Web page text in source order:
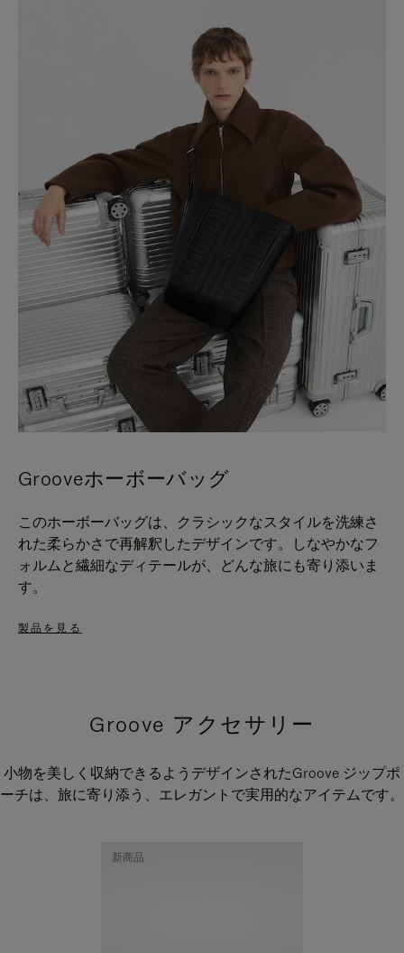
Grooveホーボーバッグ
このホーボーバッグは、クラシックなスタイルを洗練さ
れた柔らかさで再解釈したデザインです。しなやかなフ
ォルムと繊細なディテールが、どんな旅にも寄り添いま
す。
製品を見る
Groove アクセサリー
小物を美しく収納できるようデザインされたGroove ジップポ
ーチは、旅に寄り添う、エレガントで実用的なアイテムです。
新商品